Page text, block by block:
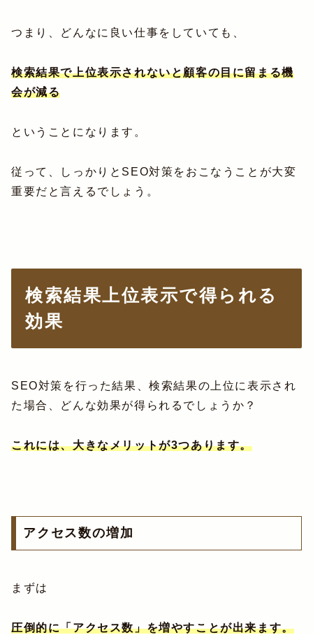
つまり、どんなに良い仕事をしていても、
検索結果で上位表示されないと顧客の目に留まる機
会が減る
ということになります。
従って、しっかりとSEO対策をおこなうことが大変
重要だと言えるでしょう。
検索結果上位表示で得られる
効果
SEO対策を行った結果、検索結果の上位に表示され
た場合、どんな効果が得られるでしょうか？
これには、大きなメリットが3つあります。
アクセス数の増加
まずは
圧倒的に「アクセス数」を増やすことが出来ます。